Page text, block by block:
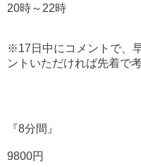
20時～22時
※17日中にコメントで、
ントいただければ先着で
『8分間』
9800円